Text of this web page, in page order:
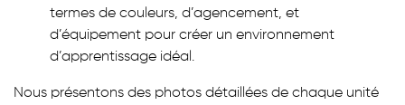
termes de couleurs, d’agencement, et
d’équipement pour créer un environnement
d’apprentissage idéal.
Nous présentons des photos détaillées de chaque unité